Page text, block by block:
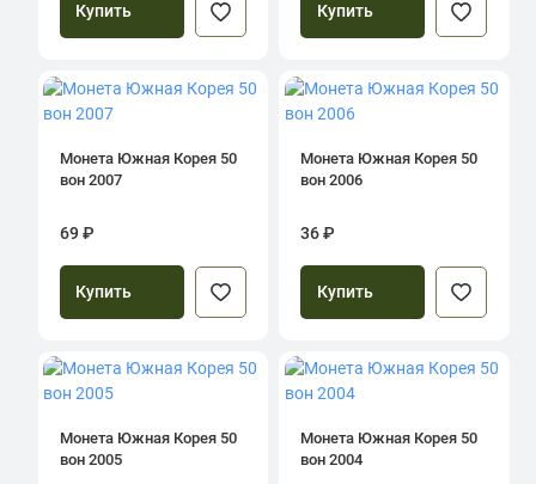
Купить Купить
Монета Южная Корея 50
вон 2007
69 ₽
Купить
Монета Южная Корея 50
вон 2006
36 ₽
Купить
Монета Южная Корея 50
вон 2005
Монета Южная Корея 50
вон 2004